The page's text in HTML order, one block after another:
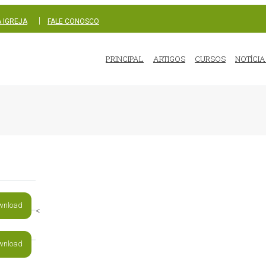
IGREJA FALE CONOSCO
PRINCIPAL ARTIGOS CURSOS
<